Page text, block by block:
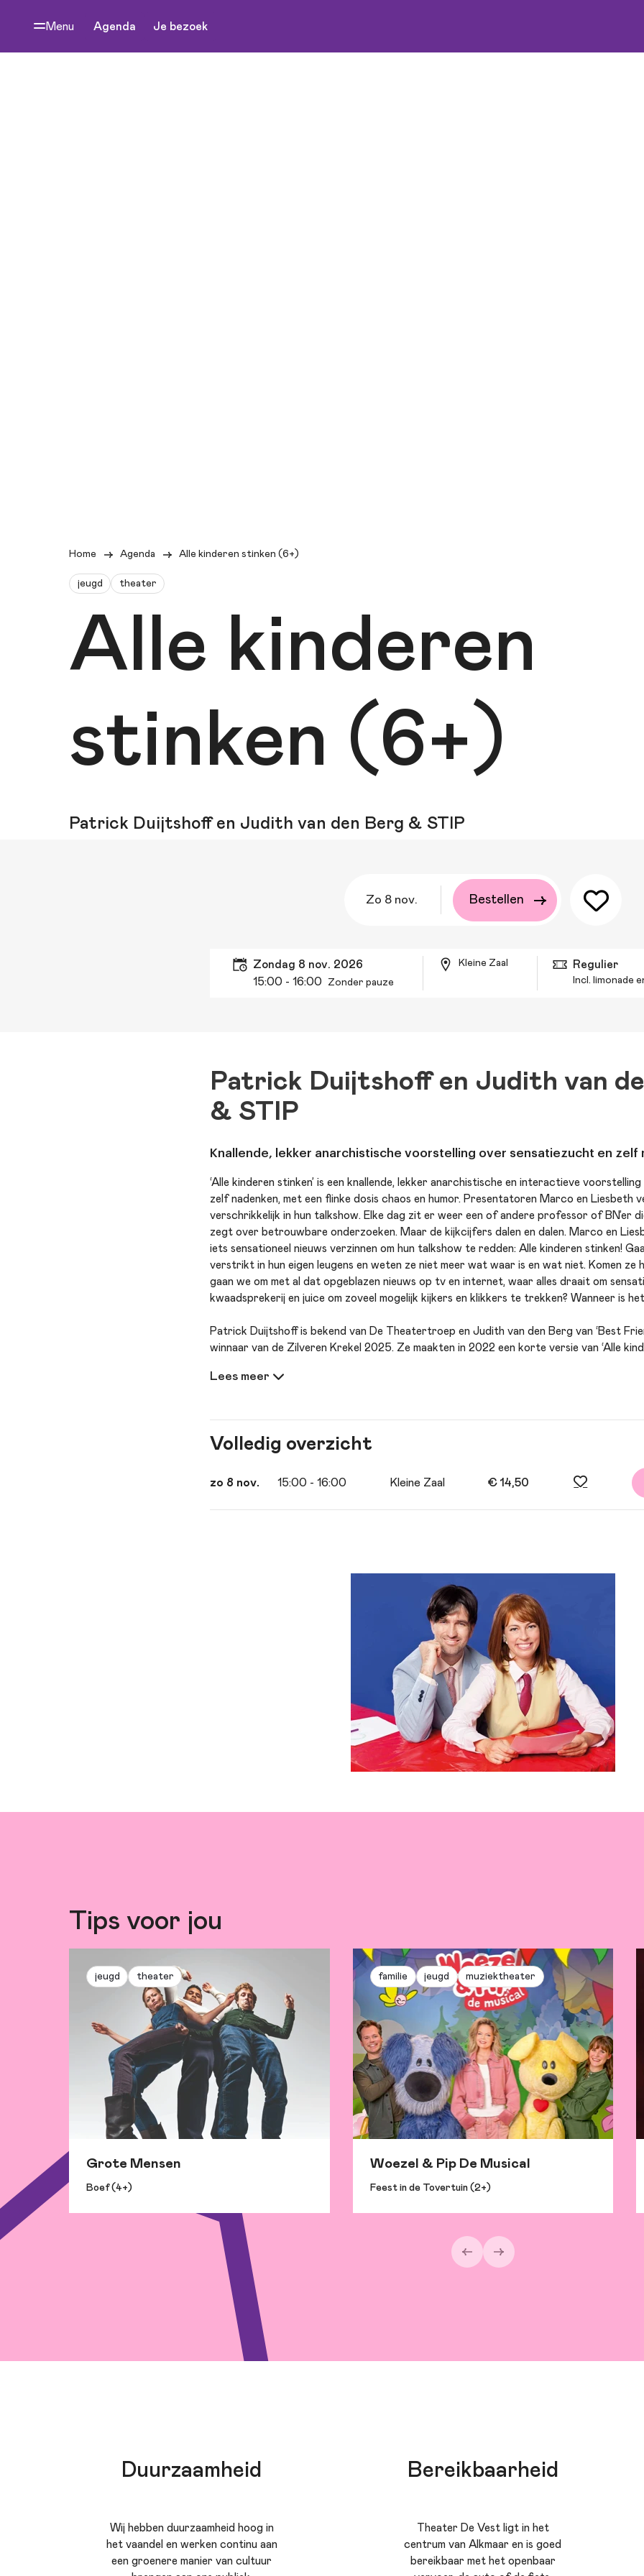
Menu Agenda Je bezoek
Home Agenda Alle kinderen stinken (6+)
jeugd theater
Alle kinderen
stinken (6+)
Patrick Duijtshoff en Judith van den Berg & STIP
zo 8 nov. Bestellen
zondag 8 nov. 2026
15:00 - 16:00 Zonder pauze
Kleine Zaal Regulier
Incl. limonade
Patrick Duijtshoff en Judith van
& STIP
Knallende, lekker anarchistische voorstelling over sensatiezucht en zelf
‘Alle kinderen stinken’ is een knallende, lekker anarchistische en interactieve
zelf nadenken, met een flinke dosis chaos en humor. Presentatoren Marco en Liesbeth
verschrikkelijk in hun talkshow. Elke dag zit er weer een of andere professor of BN’er
zegt over betrouwbare onderzoeken. Maar de kijkcijfers dalen en dalen. Marco en
iets sensationeel nieuws verzinnen om hun talkshow te redden: Alle kinderen stinken!
verstrikt in hun eigen leugens en weten ze niet meer wat waar is en wat niet. Komen ze
gaan we om met al dat opgeblazen nieuws op tv en internet, waar alles draait om
kwaadsprekerij en juice om zoveel mogelijk kijkers en klikkers te trekken? Wanneer is
Patrick Duijtshoff is bekend van De Theatertroep en Judith van den Berg van ‘Best
winnaar van de Zilveren Krekel 2025. Ze maakten in 2022 een korte versie van ‘Alle
publiek vanaf droop. “We willen met humor en verwarring kinderen – en eigenlijk ook
Volledig overzicht
zo 8 nov. 15:00 - 16:00 Kleine Zaal € 14,50
Tips voor jou
jeugd theater
Grote Mensen
Boef (4+)
familie jeugd muziektheater
Woezel & Pip De Musical
Feest in de Tovertuin (2+)
Duurzaamheid
Wij hebben duurzaamheid hoog in
het vaandel en werken continu aan
een groenere manier van cultuur
Bereikbaarheid
Theater De Vest ligt in het
centrum van Alkmaar en is goed
bereikbaar met het openbaar